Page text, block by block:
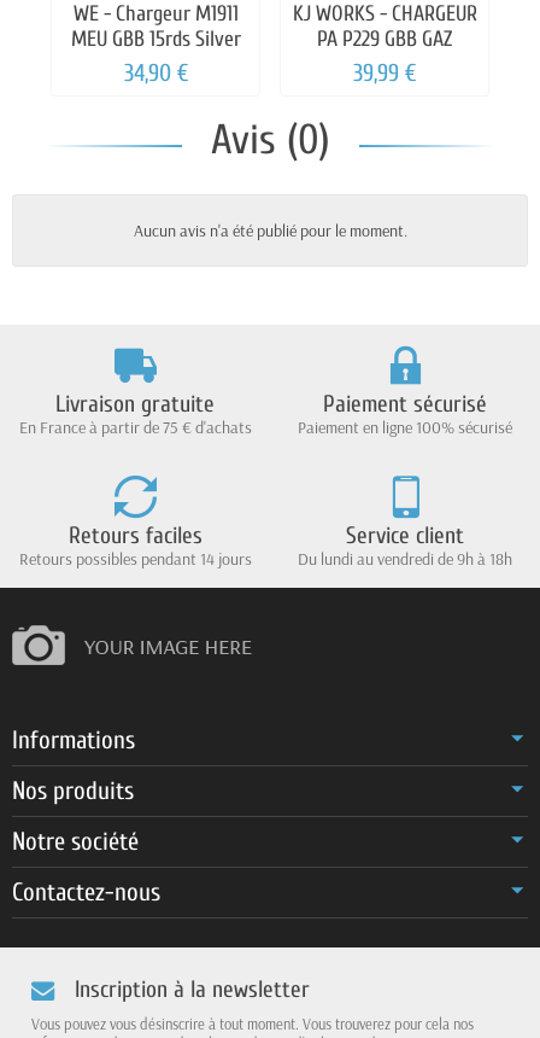
WE - Chargeur M1911
MEU GBB 15rds Silver
34,90 €
KJ WORKS - CHARGEUR
PA P229 GBB GAZ
39,99 €
Avis (0)
Aucun avis n'a été publié pour le moment.
Livraison gratuite
En France à partir de 75 € d'achats
Paiement sécurisé
Paiement en ligne 100% sécurisé
Retours faciles
Retours possibles pendant 14 jours
Service client
Du lundi au vendredi de 9h à 18h
Informations
Nos produits
Notre société
Contactez-nous
Inscription à la newsletter
Vous pouvez vous désinscrire à tout moment. Vous trouverez pour cela nos